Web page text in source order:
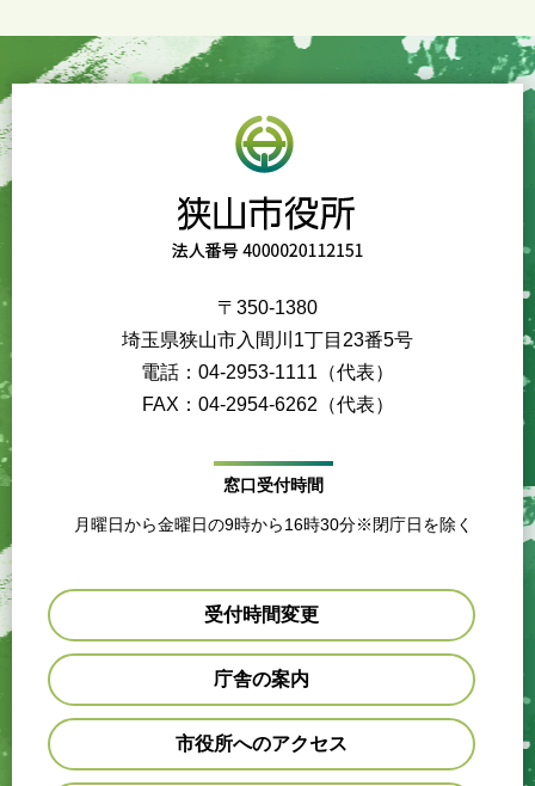
〒350-1380
埼玉県狭山市入間川1丁目23番5号
電話：04-2953-1111（代表）
FAX：04-2954-6262（代表）
窓口受付時間
月曜日から金曜日の9時から16時30分※閉庁日を除く
受付時間変更
庁舎の案内
市役所へのアクセス